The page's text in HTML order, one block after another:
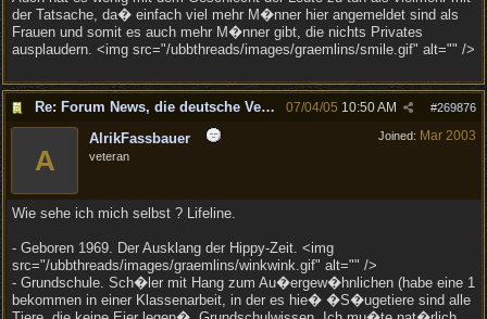
der Tatsache, da� einfach viel mehr M�nner hier angemeldet sind als
Frauen und somit es auch mehr M�nner gibt, die nichts Privates
ausplaudern. <img src="/ubbthreads/images/graemlins/smile.gif" alt="" />
Re: Forum News, die deutsche Version. #269876
07/04/05 10:50 AM
Joined: Mar 2003
A
AlrikFassbauer
veteran
Wie sehe ich mich selbst ? Lifeline.
- Geboren 1969. Der Ausklang der Hippy-Zeit. <img
src="/ubbthreads/images/graemlins/winkwink.gif" alt="" />
- Grundschule. Sch�ler mit Hang zum Au�ergew�hnlichen (habe eine 1
bekommen in einer Klassenarbeit, in der es hie� �S�ugetiere sind alle